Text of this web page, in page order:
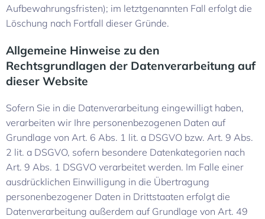
Aufbewahrungsfristen); im letztgenannten Fall erfolgt die
Löschung nach Fortfall dieser Gründe.
Allgemeine Hinweise zu den
Rechtsgrundlagen der Datenverarbeitung auf
dieser Website
Sofern Sie in die Datenverarbeitung eingewilligt haben,
verarbeiten wir Ihre personenbezogenen Daten auf
Grundlage von Art. 6 Abs. 1 lit. a DSGVO bzw. Art. 9 Abs.
2 lit. a DSGVO, sofern besondere Datenkategorien nach
Art. 9 Abs. 1 DSGVO verarbeitet werden. Im Falle einer
ausdrücklichen Einwilligung in die Übertragung
personenbezogener Daten in Drittstaaten erfolgt die
Datenverarbeitung außerdem auf Grundlage von Art. 49